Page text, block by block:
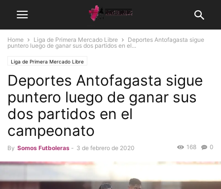
Home Liga de Primera Mercado Libre
Deportes Antofagasta sigue
puntero luego de ganar sus dos partidos en el...
Liga de Primera Mercado Libre
Deportes Antofagasta sigue
puntero luego de ganar sus
dos partidos en el
campeonato
By Somos Futboleras - 3 de febrero de 2020 0
168